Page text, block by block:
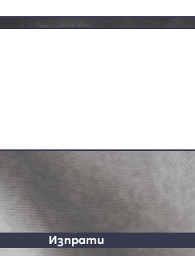
Изпрати